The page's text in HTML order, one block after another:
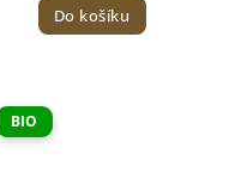
Do košíku
BIO